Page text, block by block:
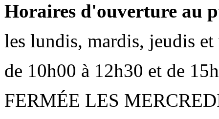
Horaires d'ouverture au
les lundis, mardis, jeudis et
de 10h00 à 12h30 et de
FERMÉE LES